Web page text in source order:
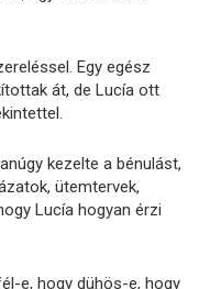
Egy egész
át, de Lucía ott
kezelte a bénulást,
ütemtervek,
Lucía hogyan érzi
e, hogy dühös-e, hogy